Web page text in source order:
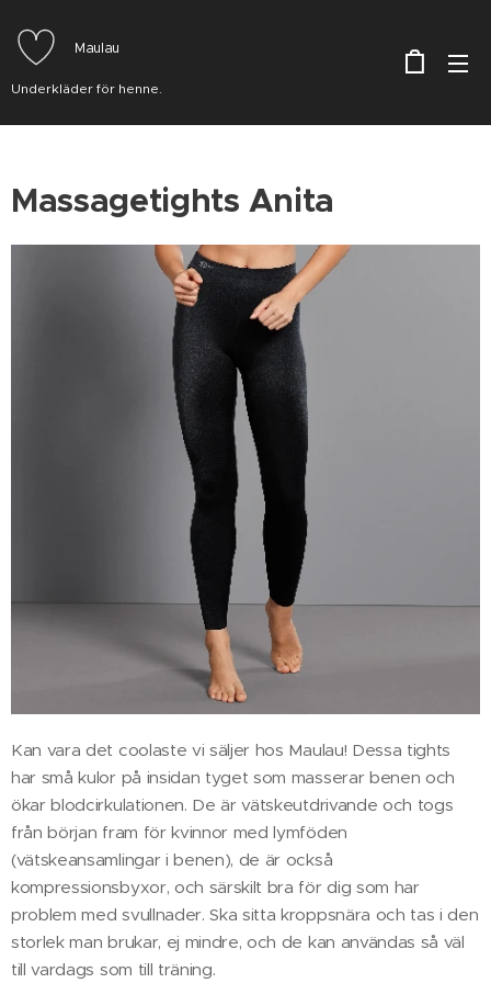
Maulau
Underkläder för henne.
Massagetights Anita
Kan vara det coolaste vi säljer hos Maulau! Dessa tights
har små kulor på insidan tyget som masserar benen och
ökar blodcirkulationen. De är vätskeutdrivande och togs
från början fram för kvinnor med lymföden
(vätskeansamlingar i benen), de är också
kompressionsbyxor, och särskilt bra för dig som har
problem med svullnader. Ska sitta kroppsnära och tas i den
storlek man brukar, ej mindre, och de kan användas så väl
till vardags som till träning.